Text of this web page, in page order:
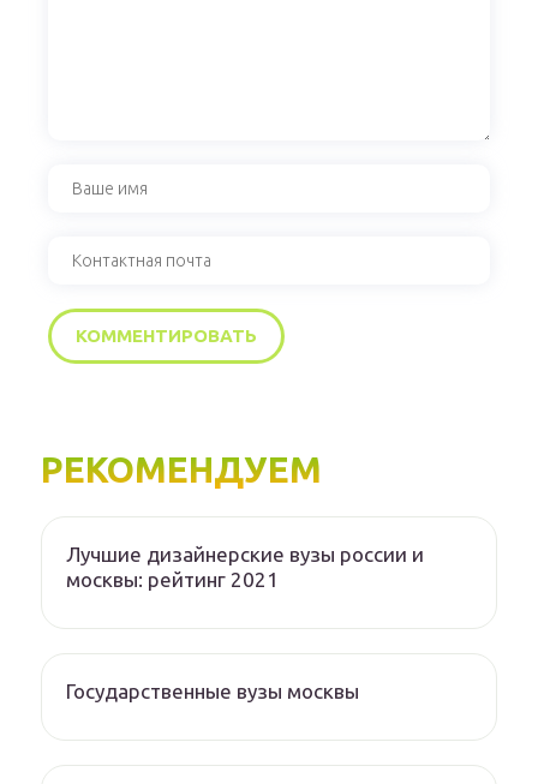
РЕКОМЕНДУЕМ
Лучшие дизайнерские вузы россии и
москвы: рейтинг 2021
Государственные вузы москвы